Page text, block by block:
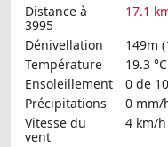
Distance à
3995
17.1
Dénivellation
149m
Température
19.3 °C
Ensoleillement
0 de
Précipitations
0 mm/
Vitesse du
vent
4 km/h